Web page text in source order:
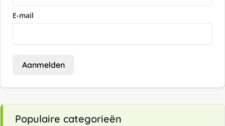
E-mail
Aanmelden
Populaire categorieën